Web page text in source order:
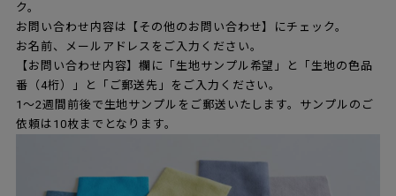
ク。
お問い合わせ内容は【その他のお問い合わせ】にチェック。
お名前、メールアドレスをご入力ください。
【お問い合わせ内容】欄に「生地サンプル希望」と「生地の色品
番（4桁）」と「ご郵送先」をご入力ください。
1～2週間前後で生地サンプルをご郵送いたします。サンプルのご
依頼は10枚までとなります。